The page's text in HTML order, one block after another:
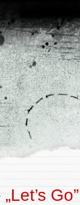
Go”